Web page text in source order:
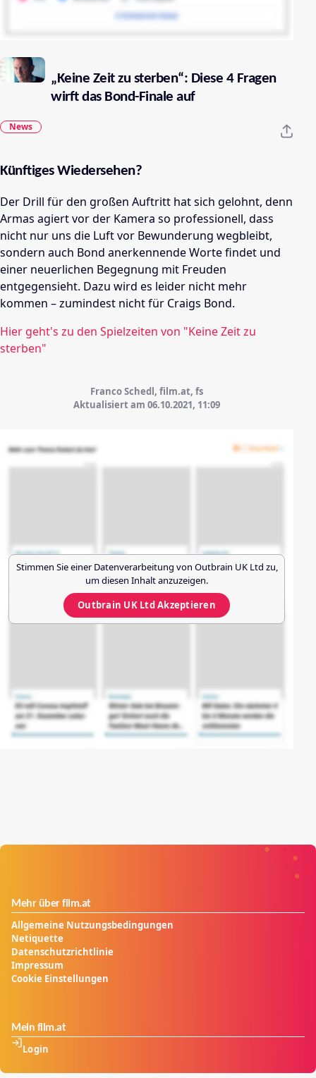
„Keine Zeit zu sterben“: Diese 4 Fragen
wirft das Bond-Finale auf
News
Künftiges Wiedersehen?
Der Drill für den großen Auftritt hat sich gelohnt, denn
Armas agiert vor der Kamera so professionell, dass
nicht nur uns die Luft vor Bewunderung wegbleibt,
sondern auch Bond anerkennende Worte findet und
einer neuerlichen Begegnung mit Freuden
entgegensieht. Dazu wird es leider nicht mehr
kommen – zumindest nicht für Craigs Bond.
Hier geht's zu den Spielzeiten von "Keine Zeit zu
sterben"
Franco Schedl, film.at, fs
Aktualisiert am 06.10.2021, 11:09
Stimmen Sie einer Datenverarbeitung von Outbrain UK Ltd zu,
um diesen Inhalt anzuzeigen.
Outbrain UK LtdAkzeptieren
Mehr über film.at
Allgemeine Nutzungsbedingungen
Netiquette
Datenschutzrichtlinie
Impressum
Cookie Einstellungen
Mein film.at
Login